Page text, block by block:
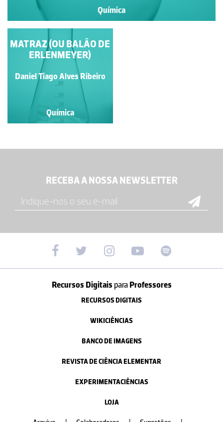
Química
FUNIL DE BÜCHNER
Daniel Tiago Alves Ribeiro
Química
MATRAZ (OU BALÃO DE
ERLENMEYER)
Daniel Tiago Alves Ribeiro
Química
RECEBA A NOSSA NEWSLETTER
Recursos Digitais paraProfessores
RECURSOS DIGITAIS
WIKICIÊNCIAS
BANCO DE IMAGENS
REVISTA DE CIÊNCIA ELEMENTAR
EXPERIMENTACIÊNCIAS
LOJA